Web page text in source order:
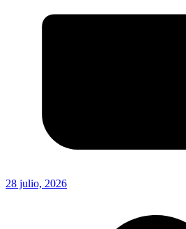
28 julio, 2026